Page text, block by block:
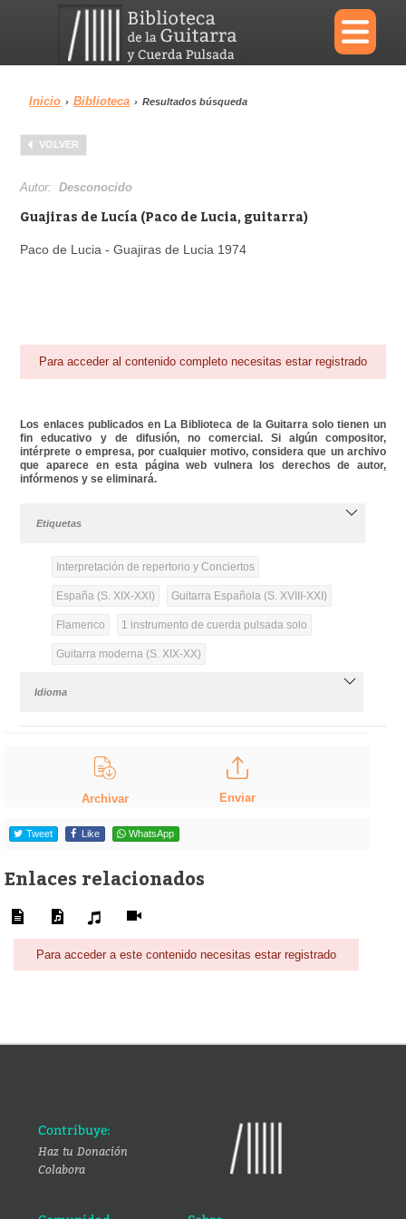
×
Menu
Biblioteca
Inicio › Biblioteca › Resultados búsqueda
VOLVER
Autor:Desconocido
Guajiras de Lucía (Paco de Lucia, guitarra)
Paco de Lucia - Guajiras de Lucia 1974
Para acceder al contenido completo necesitas estar registrado
Los enlaces publicados en La Biblioteca de la Guitarra solo tienen un
fin educativo y de difusión, no comercial. Si algún compositor,
intérprete o empresa, por cualquier motivo, considera que un archivo
que aparece en esta página web vulnera los derechos de autor,
infórmenos y se eliminará.
Etiquetas
Interpretación de repertorio y Conciertos
España (S. XIX-XXI) Guitarra Española (S. XVIII-XXI)
Flamenco 1 instrumento de cuerda pulsada solo
Guitarra moderna (S. XIX-XX)
Idioma
Archivar Enviar
Tweet Like WhatsApp
Enlaces relacionados
Para acceder a este contenido necesitas estar registrado
Contribuye:
Haz tu Donación
Colabora